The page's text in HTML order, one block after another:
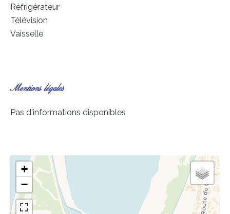
Réfrigérateur
Télévision
Vaisselle
Mentions légales
Pas d'informations disponibles
+
−